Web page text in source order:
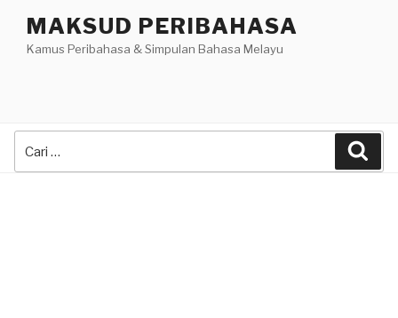
content
MAKSUD PERIBAHASA
Kamus Peribahasa & Simpulan Bahasa Melayu